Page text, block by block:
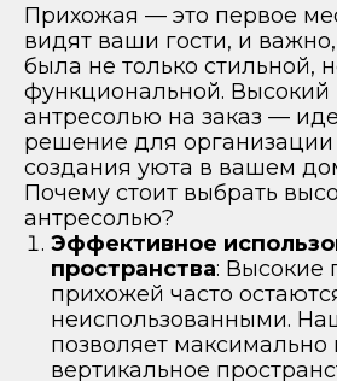
Прихожая — это первое
видят ваши гости, и
была не только стильной,
функциональной.
антресолью на заказ —
решение для организации
создания уюта в вашем
Почему стоит выбрать
антресолью?
Эффективное
пространства: Высокие
прихожей часто
неиспользованными.
позволяет максимально
вертикальное